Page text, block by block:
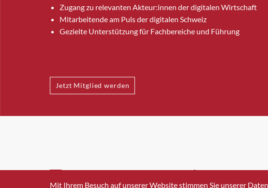
Zugang zu relevanten Akteur:innen der digitalen Wirtschaft
Mitarbeitende am Puls der digitalen Schweiz
Gezielte Unterstützung für Fachbereiche und Führung
Jetzt Mitglied werden
INFO@SWISSICT.CH +41 43 336 40 20
Mit Ihrem Besuch auf unserer Website stimmen Sie unserer